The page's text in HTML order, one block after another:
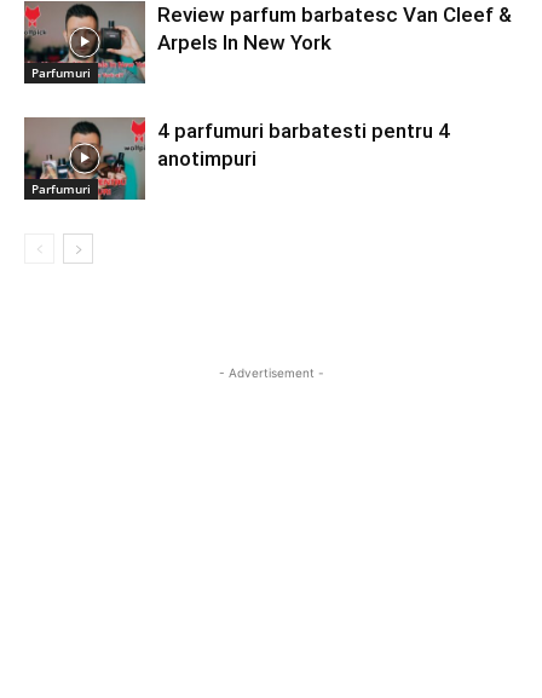
Parfumuri
Review parfum barbatesc Van Cleef &
Arpels In New York
Parfumuri
4 parfumuri barbatesti pentru 4
anotimpuri
- Advertisement -